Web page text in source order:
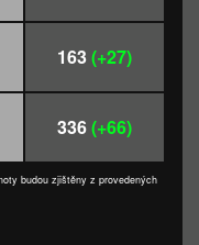
163(+27)
336(+66)
budou zjištěny z provedených